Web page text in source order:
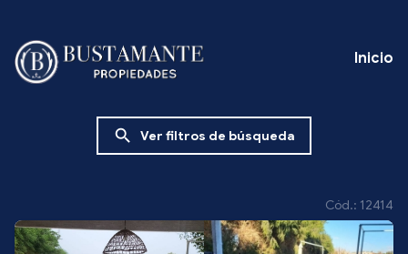
Inicio
search Ver filtros de búsqueda
Cód.: 12414